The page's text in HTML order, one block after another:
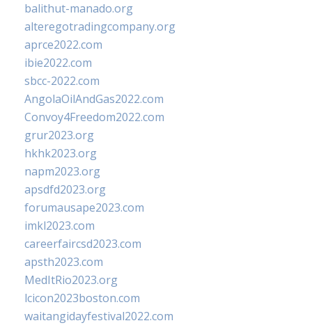
balithut-manado.org
alteregotradingcompany.org
aprce2022.com
ibie2022.com
sbcc-2022.com
AngolaOilAndGas2022.com
Convoy4Freedom2022.com
grur2023.org
hkhk2023.org
napm2023.org
apsdfd2023.org
forumausape2023.com
imkl2023.com
careerfaircsd2023.com
apsth2023.com
MedItRio2023.org
lcicon2023boston.com
waitangidayfestival2022.com